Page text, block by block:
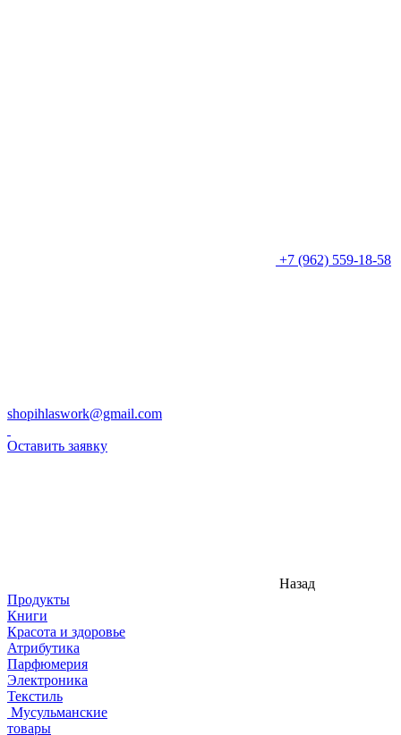
+7 (962) 559-18-58
shopihlaswork@gmail.com
Оставить заявку
Назад
Продукты
Книги
Красота и здоровье
Атрибутика
Парфюмерия
Электроника
Текстиль
Мусульманские
товары